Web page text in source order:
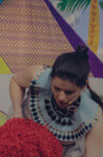
cookies
stránky
ich spojiť s